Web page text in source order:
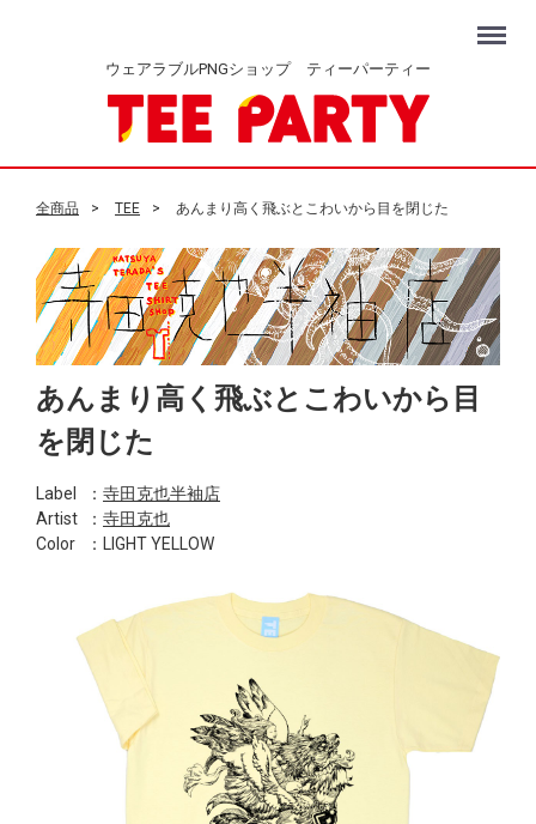
ウェアラブルPNGショップ ティーパーティー
Menu
全商品 TEE あんまり高く飛ぶとこわいから目を閉じた
あんまり高く飛ぶとこわいから目
を閉じた
Label ： 寺田克也半袖店
Artist
： 寺田克也
Color
：LIGHT YELLOW